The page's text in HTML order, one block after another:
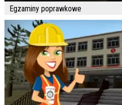
Egzaminy poprawkowe